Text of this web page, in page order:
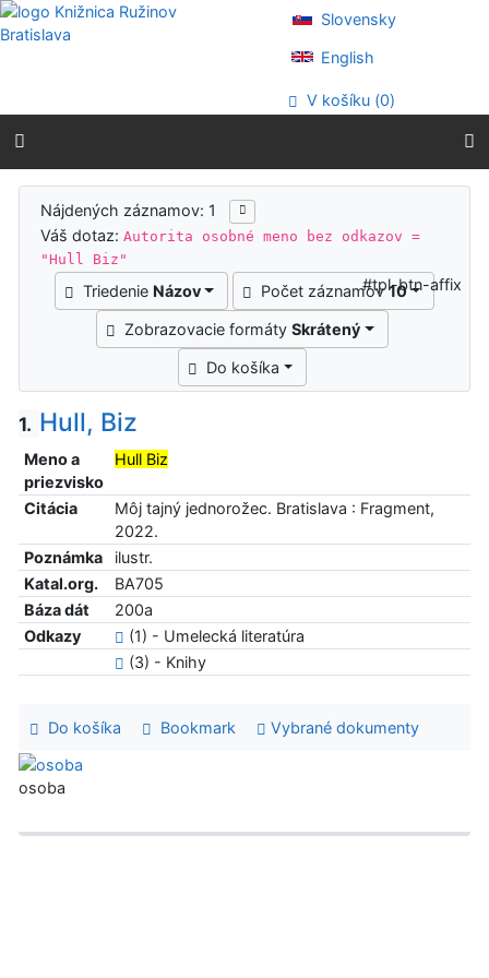
Prejsť na obsah
Prejsť na menu
Prehlásenie o webovej prístupnosti
Slovensky
English
V košíku (0)
Výsledky vyhľadávania
Nájdených záznamov: 1
Váš dotaz:Autorita osobné meno bez odkazov =
"Hull Biz"
Triedenie Názov Počet záznamov10
Zobrazovacie formátySkrátený
Do košíka
#tpl-btn-affix
1. Hull, Biz
Meno a
priezvisko
Hull Biz
Citácia
Môj tajný jednorožec. Bratislava : Fragment,
2022.
Poznámka
ilustr.
Katal.org.
BA705
Báza dát
200a
Odkazy
(1) - Umelecká literatúra
(3) - Knihy
Do košíka Bookmark Vybrané dokumenty
osoba